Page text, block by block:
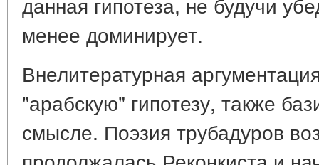
менее доминирует.
Внелитературная
"арабскую" гипотезу, также
смысле. Поэзия трубадуров